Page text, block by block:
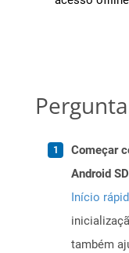
Começar
Android
Início
também